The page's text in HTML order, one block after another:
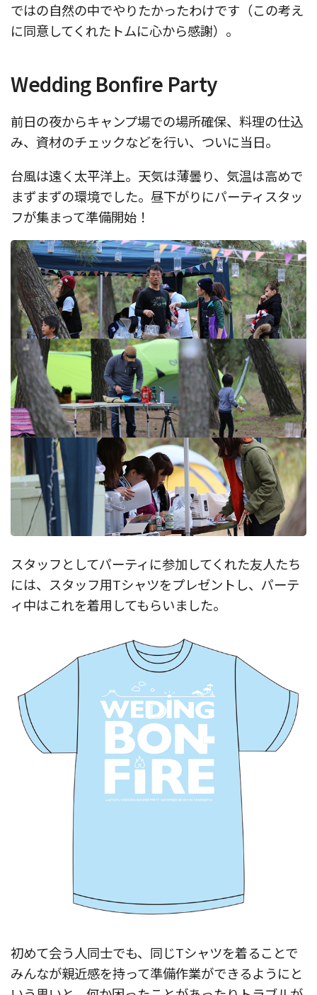
ではの自然の中でやりたかったわけです（この考え
に同意してくれたトムに心から感謝）。
Wedding Bonfire Party
前日の夜からキャンプ場での場所確保、料理の仕込
み、資材のチェックなどを行い、ついに当日。
台風は遠く太平洋上。天気は薄曇り、気温は高めで
まずまずの環境でした。昼下がりにパーティスタッ
フが集まって準備開始！
スタッフとしてパーティに参加してくれた友人たち
には、スタッフ用Tシャツをプレゼントし、パーテ
ィ中はこれを着用してもらいました。
初めて会う人同士でも、同じTシャツを着ることで
みんなが親近感を持って準備作業ができるようにと